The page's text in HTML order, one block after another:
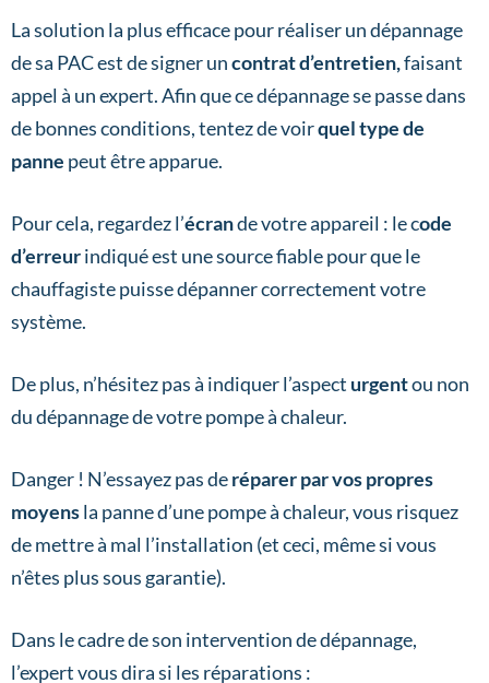
La solution la plus efficace pour réaliser un dépannage
de sa PAC est de signer uncontrat d’entretien,faisant
appel à un expert. Afin que ce dépannage se passe dans
de bonnes conditions, tentez de voirquel type de
panne peut être apparue.
Pour cela, regardez l’écrande votre appareil : le code
d’erreurindiqué est une source fiable pour que le
chauffagiste puisse dépanner correctement votre
système.
De plus, n’hésitez pas à indiquer l’aspect urgentou non
du dépannage de votre pompe à chaleur.
Danger ! N’essayez pas deréparer par vos propres
moyensla panne d’une pompe à chaleur, vous risquez
de mettre à mal l’installation (et ceci, même si vous
n’êtes plus sous garantie).
Dans le cadre de son intervention de dépannage,
l’expert vous dira si les réparations :